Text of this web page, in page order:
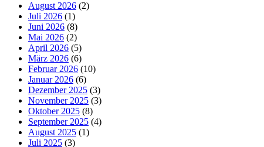
August 2026 (2)
Juli 2026 (1)
Juni 2026 (8)
Mai 2026 (2)
April 2026 (5)
März 2026 (6)
Februar 2026 (10)
Januar 2026 (6)
Dezember 2025 (3)
November 2025 (3)
Oktober 2025 (8)
September 2025 (4)
August 2025 (1)
Juli 2025 (3)